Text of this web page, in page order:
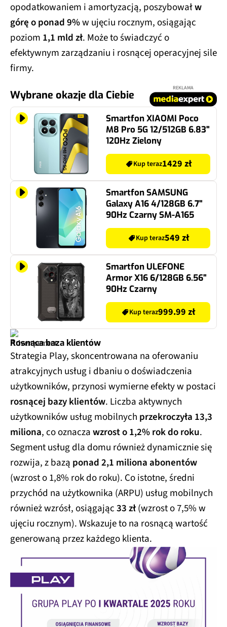
opodatkowaniem i amortyzacją, poszybowałw
górę o ponad 9%w ujęciu rocznym, osiągając
poziom 1,1 mld zł. Może to świadczyć o
efektywnym zarządzaniu i rosnącej operacyjnej sile
firmy.
Wybrane okazje dla Ciebie
REKLAMA
Smartfon XIAOMI Poco
M8 Pro 5G 12/512GB 6.83"
120Hz Zielony
Kup teraz1429 zł
Smartfon SAMSUNG
Galaxy A16 4/128GB 6.7"
90Hz Czarny SM-A165
Kup teraz549 zł
Smartfon ULEFONE
Armor X16 6/128GB 6.56"
90Hz Czarny
Kup teraz999.99 zł
Rosnąca baza klientów
Strategia Play, skoncentrowana na oferowaniu
atrakcyjnych usług i dbaniu o doświadczenia
użytkowników, przynosi wymierne efekty w postaci
rosnącej bazy klientów. Liczba aktywnych
użytkowników usług mobilnych przekroczyła 13,3
miliona, co oznaczawzrost o 1,2% rok do roku.
Segment usług dla domu również dynamicznie się
rozwija, z bazą ponad 2,1 miliona abonentów
(wzrost o 1,8% rok do roku). Co istotne, średni
przychód na użytkownika (ARPU) usług mobilnych
również wzrósł, osiągając33 zł(wzrost o 7,5% w
ujęciu rocznym). Wskazuje to na rosnącą wartość
generowaną przez każdego klienta.